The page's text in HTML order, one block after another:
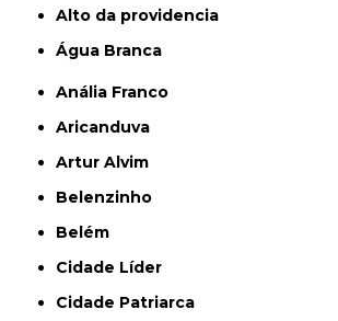
alto da providencia
Água Branca
Anália Franco
Aricanduva
Artur Alvim
Belenzinho
Belém
Cidade Líder
Cidade Patriarca